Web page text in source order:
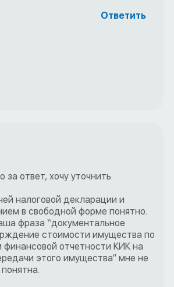
Ответить
за ответ, хочу уточнить.
налоговой декларации и
в свободной форме понятно.
фраза “документальное
стоимости имущества по
отчетности КИК на
этого имущества” мне не